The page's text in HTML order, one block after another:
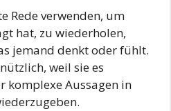
Rede verwenden, um
hat, zu wiederholen,
jemand denkt oder fühlt.
weil sie es
komplexe Aussagen in